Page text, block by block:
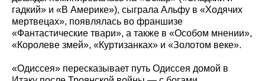
гадкий» и «В Америке»), сыграла Альфу в «Ходячих
мертвецах», появлялась во франшизе
«Фантастические твари», а также в «Особом мнении»,
«Королеве змей», «Куртизанках» и «Золотом веке».
«Одиссея» пересказывает путь Одиссея домой в